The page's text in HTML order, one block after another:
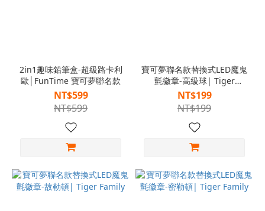
2in1趣味鉛筆盒-超級路卡利
歐│FunTime 寶可夢聯名款
NT$599
NT$599
寶可夢聯名款替換式LED魔鬼
氈徽章-高級球| Tiger
Family
NT$199
NT$199